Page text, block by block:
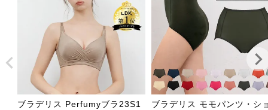
ブラデリス Perfumyブラ23S1
ブラデリス モモパンツ・シ